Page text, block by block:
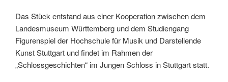
Das Stück entstand aus einer Kooperation zwischen dem
Landesmuseum Württemberg und dem Studiengang
Figurenspiel der Hochschule für Musik und Darstellende
Kunst Stuttgart und findet im Rahmen der
„Schlossgeschichten“ im Jungen Schloss in Stuttgart statt.